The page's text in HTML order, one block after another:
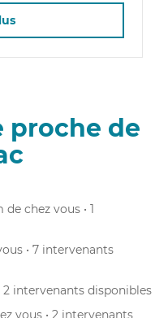
proche de
de chez vous • 1
• 7 intervenants
2 intervenants disponibles
vous • 2 intervenants